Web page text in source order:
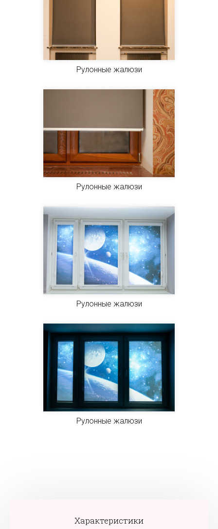
Рулонные жалюзи
Рулонные жалюзи
Рулонные жалюзи
Рулонные жалюзи
Характеристики